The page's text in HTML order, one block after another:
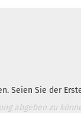
Seien Sie der
abgeben zu